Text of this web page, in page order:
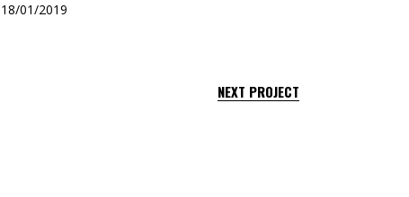
18/01/2019
NEXT PROJECT